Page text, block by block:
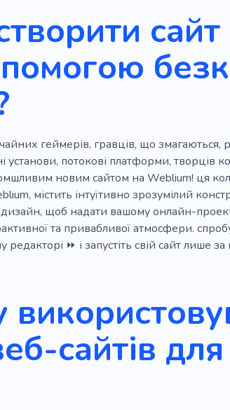
геймерів, гравців, що змагаються,
установи, потокові платформи, творців
новим сайтом на Weblium! ця
містить інтуїтивно зрозумілий
щоб надати вашому онлайн-
та привабливої ​​атмосфери.
редакторі ⏩ і запустіть свій сайт лише
сайтів